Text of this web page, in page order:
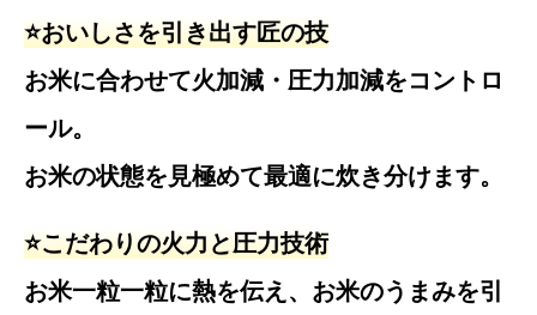
⭐️おいしさを引き出す匠の技
お米に合わせて火加減・圧力加減をコントロ
ール。
お米の状態を見極めて最適に炊き分けます。
⭐️こだわりの火力と圧力技術
お米一粒一粒に熱を伝え、お米のうまみを引